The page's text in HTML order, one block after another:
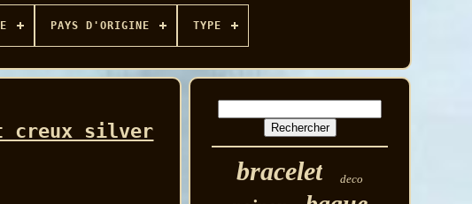
PAYS D'ORIGINE TYPE
creux silver
bracelet deco